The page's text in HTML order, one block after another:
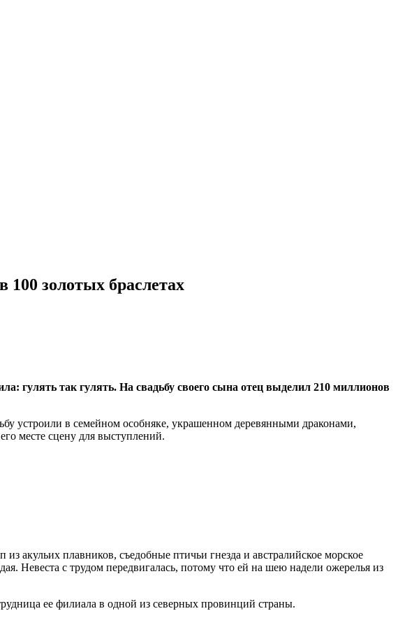
100 золотых браслетах
гулять так гулять. На свадьбу своего сына отец выделил 210 миллионов
устроили в семейном особняке, украшенном деревянными драконами,
месте сцену для выступлений.
акульих плавников, съедобные птичьи гнезда и австралийское морское
Невеста с трудом передвигалась, потому что ей на шею надели ожерелья из
ее филиала в одной из северных провинций страны.